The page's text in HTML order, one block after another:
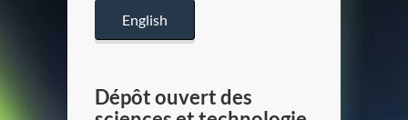
English
Dépôt ouvert des